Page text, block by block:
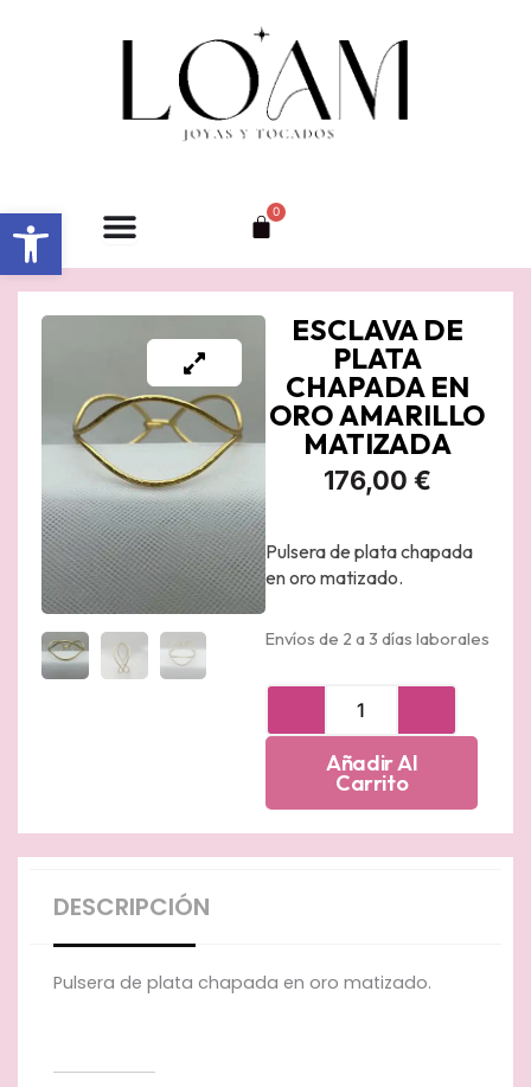
Abrir barra de herramientas 0
Carrito
ESCLAVA DE
PLATA
CHAPADA EN
ORO AMARILLO
MATIZADA
176,00 €
Pulsera de plata chapada
en oro matizado.
Envíos de 2 a 3 días laborales
plata
chapada
en
oro
amarillo
matizada
Añadir Al
Carrito
DESCRIPCIÓN
Pulsera de plata chapada en oro matizado.